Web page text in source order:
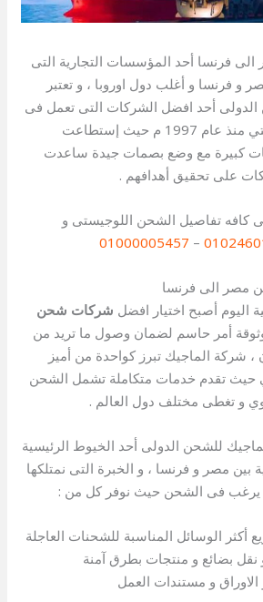
فرنسا أحد المؤسسات التجارية التى
و فرنسا و أغلب دول اوروبا ، و تعتبر
أحد افضل الشركات التى تعمل فى
مجال الشحن اللوجيستي منذ عام 1997 م حيث إستطاعت
كبيرة مع وضع بصمات جيدة ساعدت
على تحقيق أهدافهم .
كافه تفاصيل الشحن اللوجيستى و
–
01000005457
الى فرنسا
اليوم أصبح اختيار افضل شركات شحن
أمر حاسم لضمان وصول ما تريد من
شركة الماجيك تبرز كواحدة من أميز
حيث تقدم خدمات متكاملة تشمل الشحن
و تغطى مختلف دول العالم .
للشحن الدولى أحد الخيوط الرئيسية
بين مصر و فرنسا ، و الخبرة التى نمتلكها
يرغب فى الشحن حيث نوفر كل من :
الوسائل المناسبة للشحنات العاجلة
بضائع و منتجات بطرق آمنة
و مستندات العمل